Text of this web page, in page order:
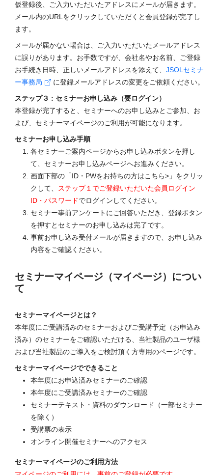
仮登録後、ご入力いただいたアドレスにメールが届きます。
メール内のURLをクリックしていただくと会員登録が完了し
ます。
メールが届かない場合は、ご入力いただいたメールアドレス
に誤りがあります。お手数ですが、会社名やお名前、ご登録
お手続き日時、正しいメールアドレスを添えて、 JSOLセミナ
ー事務局
に登録メールアドレスの変更をご依頼ください。
ステップ３ : セミナーお申し込み（要ログイン）
本登録が完了すると、セミナーへのお申し込みとご参加、お
よび、セミナーマイページのご利用が可能になります。
セミナーお申し込み手順
各セミナーご案内ページからお申し込みボタンを押し
て、セミナーお申し込みページへお進みください。
画面下部の「ID・PWをお持ちの方はこちら>」をクリッ
クして、
ステップ１でご登録いただいた会員ログイン
ID・パスワードでログインしてください。
セミナー事前アンケートにご回答いただき、登録ボタン
を押すとセミナーのお申し込みは完了です。
事前お申し込み受付メールが届きますので、お申し込み
内容をご確認ください。
セミナーマイページ（マイページ）につい
て
セミナーマイページとは？
本年度にご受講済みのセミナーおよびご受講予定（お申込み
済み）のセミナーをご確認いただける、当社製品のユーザ様
および当社製品のご導入をご検討頂く方専用のページです。
セミナーマイページでできること
本年度にお申込済みセミナーのご確認
本年度にご受講済みセミナーのご確認
セミナーテキスト・資料のダウンロード（一部セミナー
を除く）
受講票の表示
オンライン開催セミナーへのアクセス
セミナーマイページのご利用方法